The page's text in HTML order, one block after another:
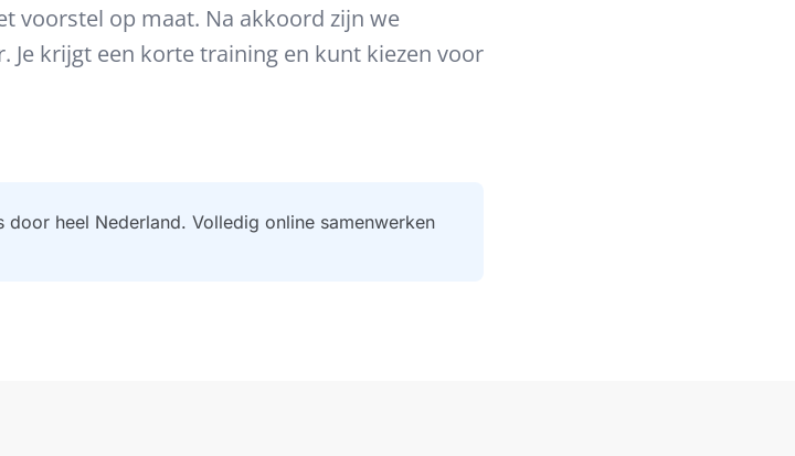
voorstel op maat. Na akkoord zijn we
Je krijgt een korte training en kunt kiezen voor
heel Nederland. Volledig online samenwerken